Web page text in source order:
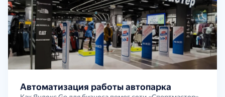
Автоматизация работы автопарка